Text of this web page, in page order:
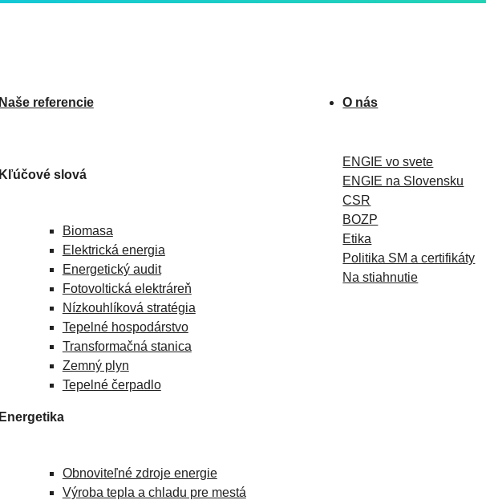
Naše referencie
Kľúčové slová
Biomasa
Elektrická energia
Energetický audit
Fotovoltická elektráreň
Nízkouhlíková stratégia
Tepelné hospodárstvo
Transformačná stanica
Zemný plyn
Tepelné čerpadlo
Energetika
Obnoviteľné zdroje energie
Výroba tepla a chladu pre mestá
O nás
ENGIE vo svete
ENGIE na Slovensku
CSR
BOZP
Etika
Politika SM a certifikáty
Na stiahnutie